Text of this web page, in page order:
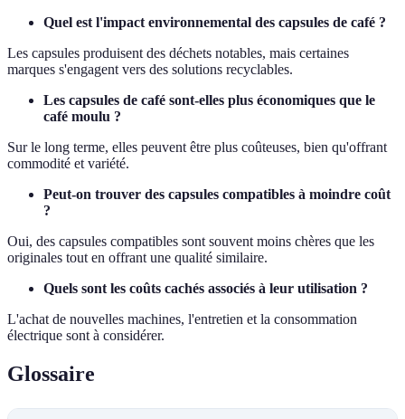
Quel est l'impact environnemental des capsules de café ?
Les capsules produisent des déchets notables, mais certaines
marques s'engagent vers des solutions recyclables.
Les capsules de café sont-elles plus économiques que le
café moulu ?
Sur le long terme, elles peuvent être plus coûteuses, bien qu'offrant
commodité et variété.
Peut-on trouver des capsules compatibles à moindre coût
?
Oui, des capsules compatibles sont souvent moins chères que les
originales tout en offrant une qualité similaire.
Quels sont les coûts cachés associés à leur utilisation ?
L'achat de nouvelles machines, l'entretien et la consommation
électrique sont à considérer.
Glossaire